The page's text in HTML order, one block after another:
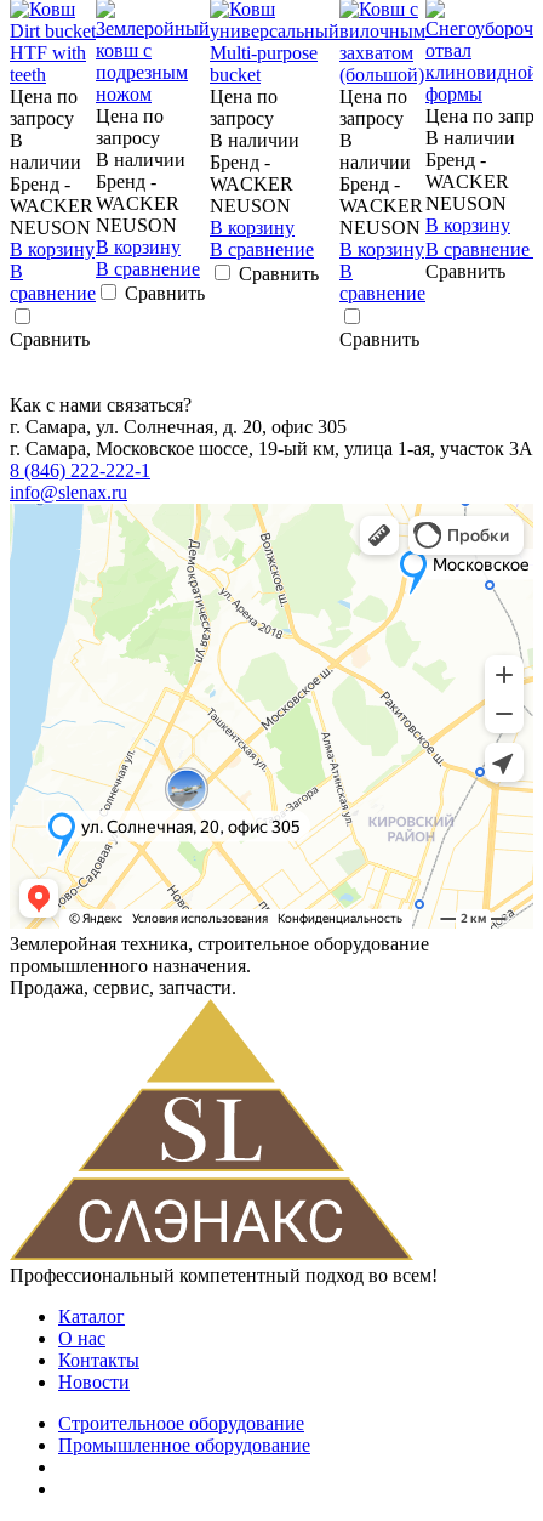
Цена по
запросу
В
наличии
Бренд -
WACKER
NEUSON
В корзину
В
сравнение
Сравнить
Цена по
запросу
В наличии
Бренд -
WACKER
NEUSON
В корзину
В сравнение
Сравнить
Цена по
запросу
В наличии
Бренд -
WACKER
NEUSON
В корзину
В сравнение
Сравнить
Цена по
запросу
В
наличии
Бренд -
WACKER
NEUSON
В корзину
В
сравнение
Сравнить
Цена по
В наличии
Бренд -
WACKER
NEUSON
В корзину
В сравнение
Сравнить
Как с нами связаться?
г. Самара, ул. Солнечная, д. 20, офис 305
г. Самара, Московское шоссе, 19-ый км, улица 1-ая, участок 3А
8 (846) 222-222-1
info@slenax.ru
Землеройная техника, строительное оборудование
промышленного назначения.
Продажа, сервис, запчасти.
Профессиональный компетентный подход во всем!
Каталог
О нас
Контакты
Новости
Строительноое оборудование
Промышленное оборудование